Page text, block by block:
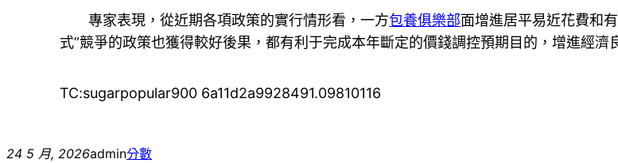
專家表現，從近期各項政策的實行情形看，一方包養俱樂部面增進居平易近花費和有
式”競爭的政策也獲得較好後果，都有利于完成本年斷定的價錢調控預期目的，增進經濟
TC:sugarpopular900 6a11d2a9928491.09810116
24 5 月, 2026admin分數